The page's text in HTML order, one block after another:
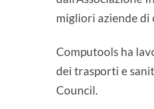
migliori aziende di
Computools ha
dei trasporti e
Council.